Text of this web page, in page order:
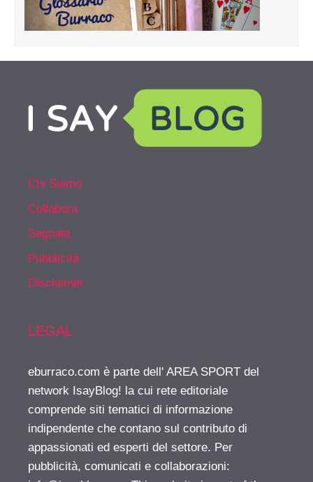
Chi Siamo
Collabora
Segnala
Pubblicità
Disclaimer
LEGAL
eburraco.com è parte dell' AREA SPORT del
network IsayBlog! la cui rete editoriale
comprende siti tematici di informazione
indipendente che contano sul contributo di
appassionati ed esperti del settore. Per
pubblicità, comunicati e collaborazioni: